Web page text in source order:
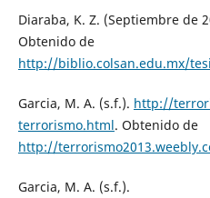
Diaraba, K. Z. (Septiembre de
Obtenido de
http://biblio.colsan.edu.mx/
Garcia, M. A. (s.f.). http://
terrorismo.html. Obtenido de
http://
Garcia, M. A. (s.f.).